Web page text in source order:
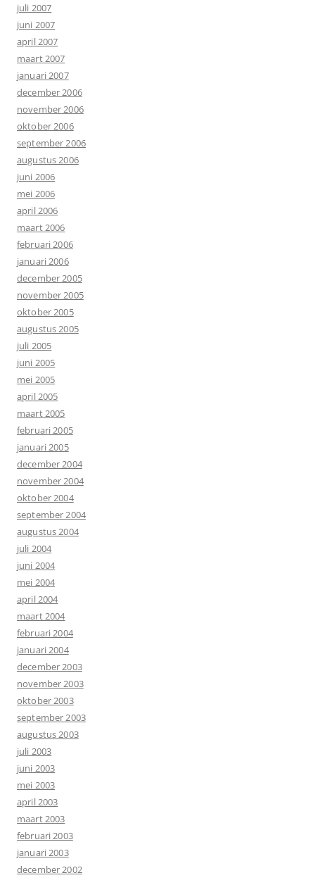
juli 2007
juni 2007
april 2007
maart 2007
januari 2007
december 2006
november 2006
oktober 2006
september 2006
augustus 2006
juni 2006
mei 2006
april 2006
maart 2006
februari 2006
januari 2006
december 2005
november 2005
oktober 2005
augustus 2005
juli 2005
juni 2005
mei 2005
april 2005
maart 2005
februari 2005
januari 2005
december 2004
november 2004
oktober 2004
september 2004
augustus 2004
juli 2004
juni 2004
mei 2004
april 2004
maart 2004
februari 2004
januari 2004
december 2003
november 2003
oktober 2003
september 2003
augustus 2003
juli 2003
juni 2003
mei 2003
april 2003
maart 2003
februari 2003
januari 2003
december 2002